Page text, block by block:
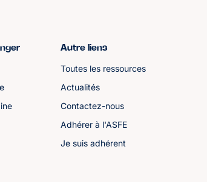
Autre liens
Toutes les ressources
Actualités
Contactez-nous
Adhérer à l'ASFE
Je suis adhérent